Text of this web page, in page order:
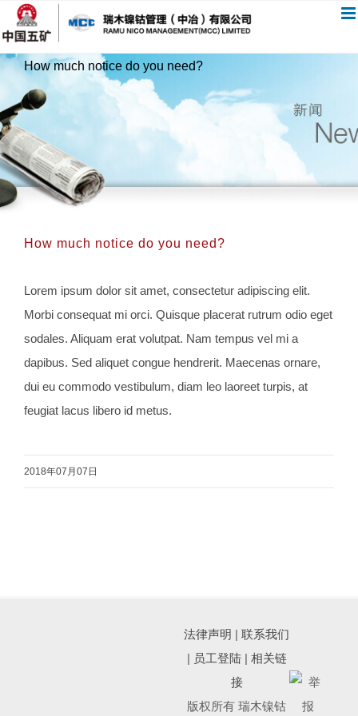
过
内
How much notice do you need?
How much notice do you need?
Lorem ipsum dolor sit amet, consectetur adipiscing elit.
Morbi consequat mi orci. Quisque placerat rutrum odio eget
sodales. Aliquam erat volutpat. Nam tempus vel mi a
dapibus. Sed aliquet congue hendrerit. Maecenas ornare,
dui eu commodo vestibulum, diam leo laoreet turpis, at
feugiat lacus libero id metus.
2018年07月07日
法律声明 |联系我们
| 员工登陆| 相关链
接
版权所有 瑞木镍钴